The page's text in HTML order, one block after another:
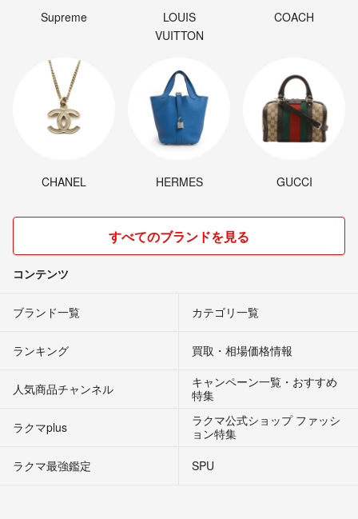
Supreme
LOUIS
VUITTON
COACH
CHANEL HERMES GUCCI
すべてのブランドを見る
コンテンツ
ブランド一覧 カテゴリ一覧
ランキング 買取・相場価格情報
人気商品チャンネル
キャンペーン一覧・おすすめ
特集
ラクマplus
ラクマ公式ショップ ファッシ
ョン特集
ラクマ最強鑑定
SPU